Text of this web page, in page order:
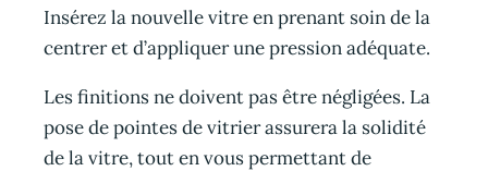
Insérez la nouvelle vitre en prenant soin de la
centrer et d’appliquer une pression adéquate.
Les finitions ne doivent pas être négligées. La
pose de pointes de vitrier assurera la solidité
de la vitre, tout en vous permettant de